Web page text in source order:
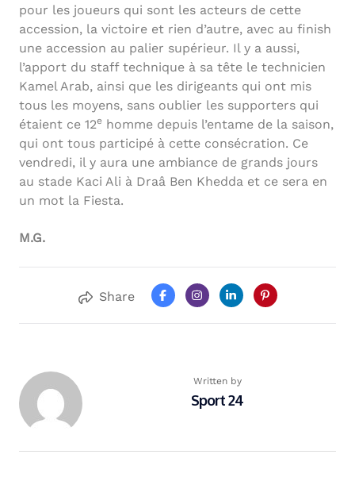
pour les joueurs qui sont les acteurs de cette
accession, la victoire et rien d’autre, avec au finish
une accession au palier supérieur. Il y a aussi,
l’apport du staff technique à sa tête le technicien
Kamel Arab, ainsi que les dirigeants qui ont mis
tous les moyens, sans oublier les supporters qui
étaient ce 12e homme depuis l’entame de la saison,
qui ont tous participé à cette consécration. Ce
vendredi, il y aura une ambiance de grands jours
au stade Kaci Ali à Draâ Ben Khedda et ce sera en
un mot la Fiesta.
M.G.
Share
Written by
Sport 24